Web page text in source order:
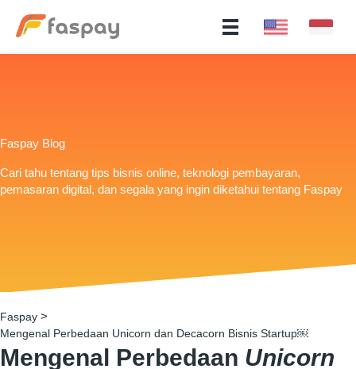
Faspay Blog
Cari tahu tentang tips bisnis online, teknologi pembayaran,
pemasaran digital, dan segala yang ingin diketahui tentang Faspay
Faspay >
Mengenal Perbedaan Unicorn dan Decacorn Bisnis Startup￼
Mengenal Perbedaan Unicorn